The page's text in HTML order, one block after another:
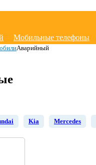
Мобильные телефоны
Аварийный
Kia Mercedes